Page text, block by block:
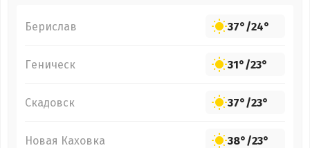
Берислав 37°/24°
Геническ 31°/23°
Скадовск 37°/23°
Новая Каховка 38°/23°